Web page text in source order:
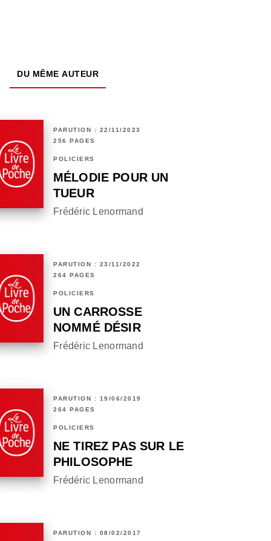
DU MÊME AUTEUR
PARUTION : 22/11/2023
256 PAGES
POLICIERS
MÉLODIE POUR UN
TUEUR
Frédéric Lenormand
PARUTION : 23/11/2022
264 PAGES
POLICIERS
UN CARROSSE
NOMMÉ DÉSIR
Frédéric Lenormand
PARUTION : 19/06/2019
264 PAGES
POLICIERS
NE TIREZ PAS SUR LE
PHILOSOPHE
Frédéric Lenormand
PARUTION : 08/02/2017